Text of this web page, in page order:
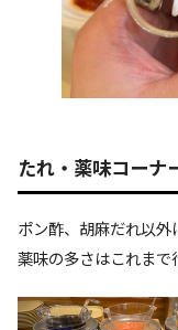
たれ・薬味コーナ
ポン酢、胡麻だれ以外
薬味の多さはこれまで